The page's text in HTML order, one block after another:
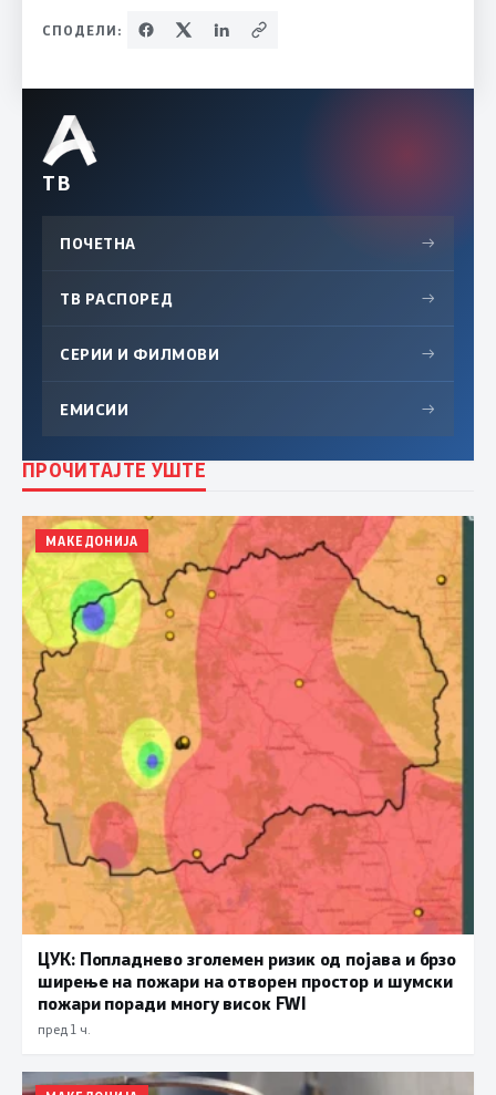
СПОДЕЛИ:
ТВ
ПОЧЕТНА →
ТВ РАСПОРЕД →
СЕРИИ И ФИЛМОВИ →
ЕМИСИИ →
ПРОЧИТАЈТЕ УШТЕ
МАКЕДОНИЈА
ЦУК: Попладнево зголемен ризик од појава и брзо
ширење на пожари на отворен простор и шумски
пожари поради многу висок FWI
пред 1 ч.